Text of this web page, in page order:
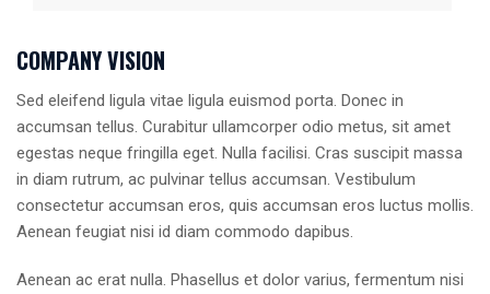
COMPANY VISION
Sed eleifend ligula vitae ligula euismod porta. Donec in
accumsan tellus. Curabitur ullamcorper odio metus, sit amet
egestas neque fringilla eget. Nulla facilisi. Cras suscipit massa
in diam rutrum, ac pulvinar tellus accumsan. Vestibulum
consectetur accumsan eros, quis accumsan eros luctus mollis.
Aenean feugiat nisi id diam commodo dapibus.
Aenean ac erat nulla. Phasellus et dolor varius, fermentum nisi